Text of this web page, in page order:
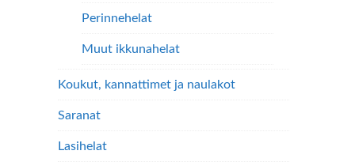
Perinnehelat
Muut ikkunahelat
Koukut, kannattimet ja naulakot
Saranat
Lasihelat